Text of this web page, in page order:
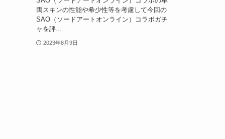
両スキンの性能や希少性等を考慮して今回の
SAO（ソードアートオンライン）コラボガチ
ャを評...
2023年8月9日